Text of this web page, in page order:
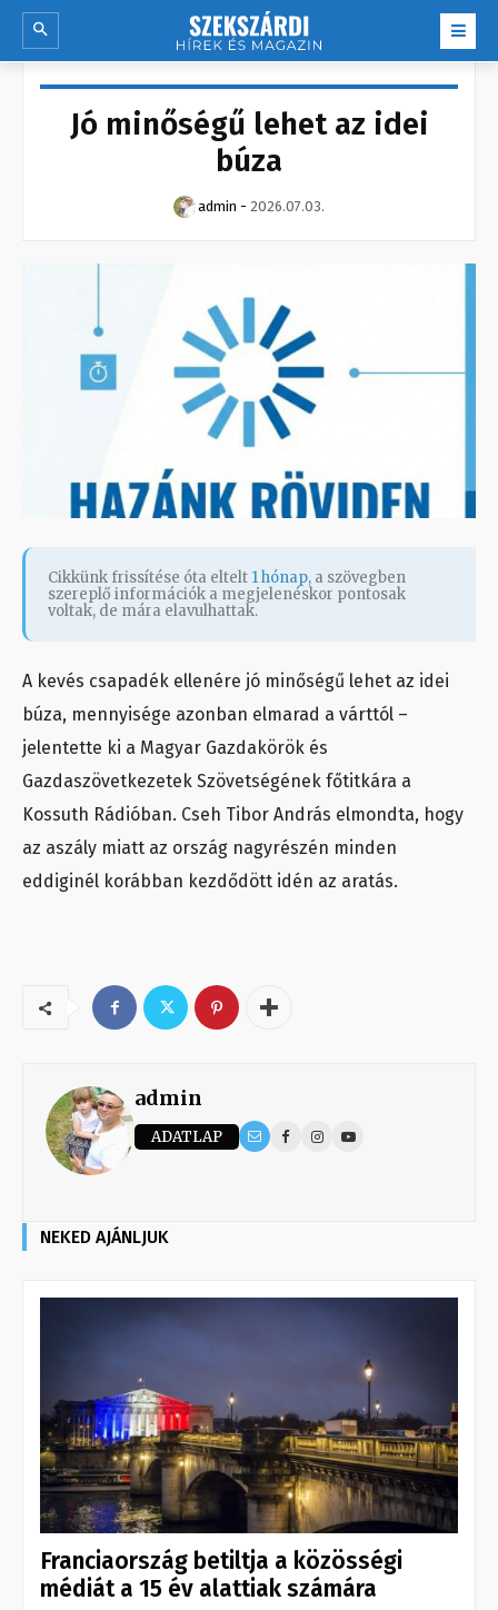
Jó minőségű lehet az idei
búza
admin - 2026.07.03.
Cikkünk frissítése óta eltelt 1 hónap, a szövegben
szereplő információk a megjelenéskor pontosak
voltak, de mára elavulhattak.
A kevés csapadék ellenére jó minőségű lehet az idei
búza, mennyisége azonban elmarad a várttól –
jelentette ki a Magyar Gazdakörök és
Gazdaszövetkezetek Szövetségének főtitkára a
Kossuth Rádióban. Cseh Tibor András elmondta, hogy
az aszály miatt az ország nagyrészén minden
eddiginél korábban kezdődött idén az aratás.
admin
ADATLAP
NEKED AJÁNLJUK
Franciaország betiltja a közösségi
médiát a 15 év alattiak számára